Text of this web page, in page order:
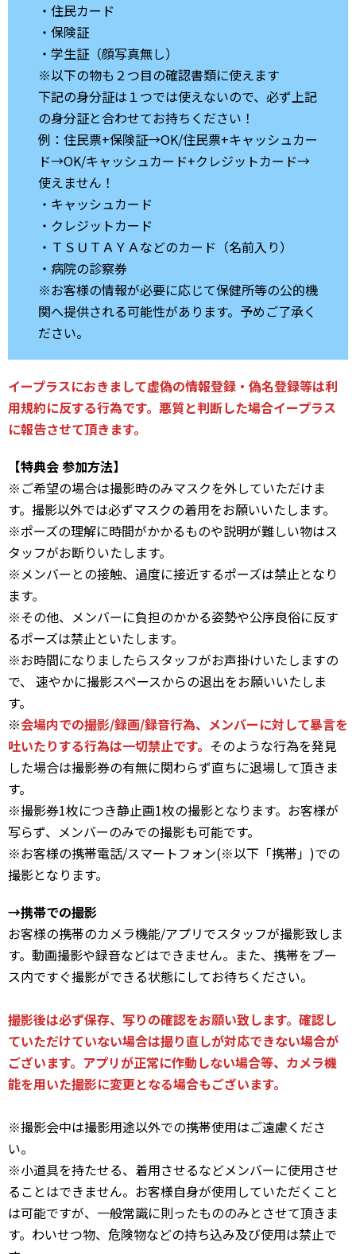
・住民カード
・保険証
・学生証（顔写真無し）
※以下の物も２つ目の確認書類に使えます
下記の身分証は１つでは使えないので、必ず上記
の身分証と合わせてお持ちください！
例：住民票+保険証→OK/住民票+キャッシュカー
ド→OK/キャッシュカード+クレジットカード→
使えません！
・キャッシュカード
・クレジットカード
・ＴＳＵＴＡＹＡなどのカード（名前入り）
・病院の診察券
※お客様の情報が必要に応じて保健所等の公的機
関へ提供される可能性があります。予めご了承く
ださい。
イープラスにおきまして虚偽の情報登録・偽名登録等は利
用規約に反する行為です。悪質と判断した場合イープラス
に報告させて頂きます。
【特典会 参加方法】
※ご希望の場合は撮影時のみマスクを外していただけま
す。撮影以外では必ずマスクの着用をお願いいたします。
※ポーズの理解に時間がかかるものや説明が難しい物はス
タッフがお断りいたします。
※メンバーとの接触、過度に接近するポーズは禁止となり
ます。
※その他、メンバーに負担のかかる姿勢や公序良俗に反す
るポーズは禁止といたします。
※お時間になりましたらスタッフがお声掛けいたしますの
で、 速やかに撮影スペースからの退出をお願いいたしま
す。
※会場内での撮影/録画/録音行為、メンバーに対して暴言を
吐いたりする行為は一切禁止です。 そのような行為を発見
した場合は撮影券の有無に関わらず直ちに退場して頂きま
す。
※撮影券1枚につき静止画1枚の撮影となります。お客様が
写らず、メンバーのみでの撮影も可能です。
※お客様の携帯電話/スマートフォン(※以下「携帯」)での
撮影となります。
→携帯での撮影
お客様の携帯のカメラ機能/アプリでスタッフが撮影致しま
す。動画撮影や録音などはできません。また、携帯をブー
ス内ですぐ撮影ができる状態にしてお待ちください。
撮影後は必ず保存、写りの確認をお願い致します。確認し
ていただけていない場合は撮り直しが対応できない場合が
ございます。アプリが正常に作動しない場合等、カメラ機
能を用いた撮影に変更となる場合もございます。
※撮影会中は撮影用途以外での携帯使用はご遠慮くださ
い。
※小道具を持たせる、着用させるなどメンバーに使用させ
ることはできません。お客様自身が使用していただくこと
は可能ですが、一般常識に則ったもののみとさせて頂きま
す。わいせつ物、危険物などの持ち込み及び使用は禁止で